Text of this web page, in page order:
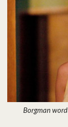
Borgman